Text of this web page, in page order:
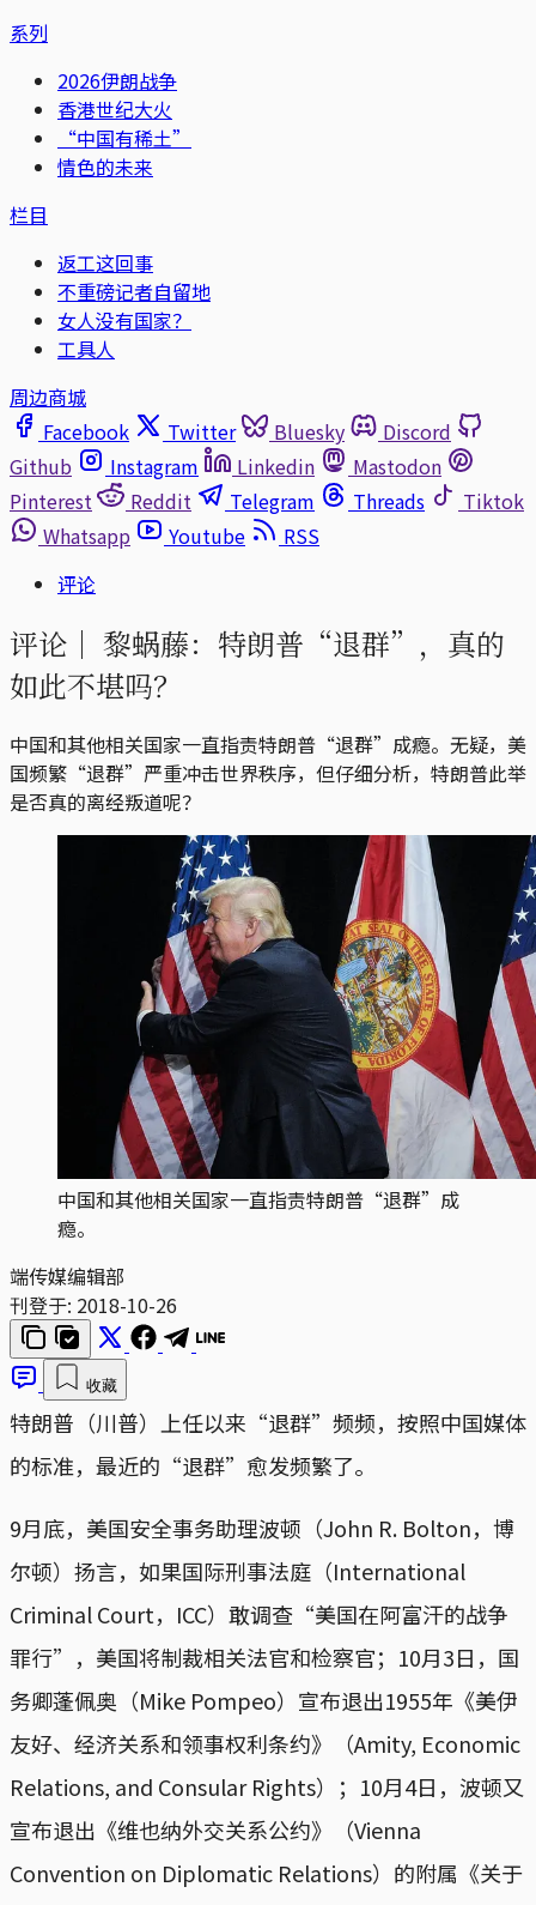
系列
2026伊朗战争
香港世纪大火
“中国有稀土”
情色的未来
栏目
返工这回事
不重磅记者自留地
女人没有国家？
工具人
周边商城
Facebook
Twitter Bluesky
Discord
Github
Instagram Linkedin
Mastodon
Pinterest
Reddit Telegram Threads
Tiktok
Whatsapp
Youtube
RSS
评论
评论｜ 黎蜗藤：特朗普“退群”，真的
如此不堪吗？
中国和其他相关国家一直指责特朗普“退群”成瘾。无疑，美
国频繁“退群”严重冲击世界秩序，但仔细分析，特朗普此举
是否真的离经叛道呢？
中国和其他相关国家一直指责特朗普“退群”成
瘾。
端传媒编辑部
刊登于: 2018-10-26
收藏
特朗普（川普）上任以来“退群”频频，按照中国媒体
的标准，最近的“退群”愈发频繁了。
9月底，美国安全事务助理波顿（John R. Bolton，博
尔顿）扬言，如果国际刑事法庭（International
Criminal Court，ICC）敢调查“美国在阿富汗的战争
罪行”，美国将制裁相关法官和检察官；10月3日，国
务卿蓬佩奥（Mike Pompeo）宣布退出1955年《美伊
友好、经济关系和领事权利条约》（Amity, Economic
Relations, and Consular Rights）；10月4日，波顿又
宣布退出《维也纳外交关系公约》（Vienna
Convention on Diplomatic Relations）的附属《关于